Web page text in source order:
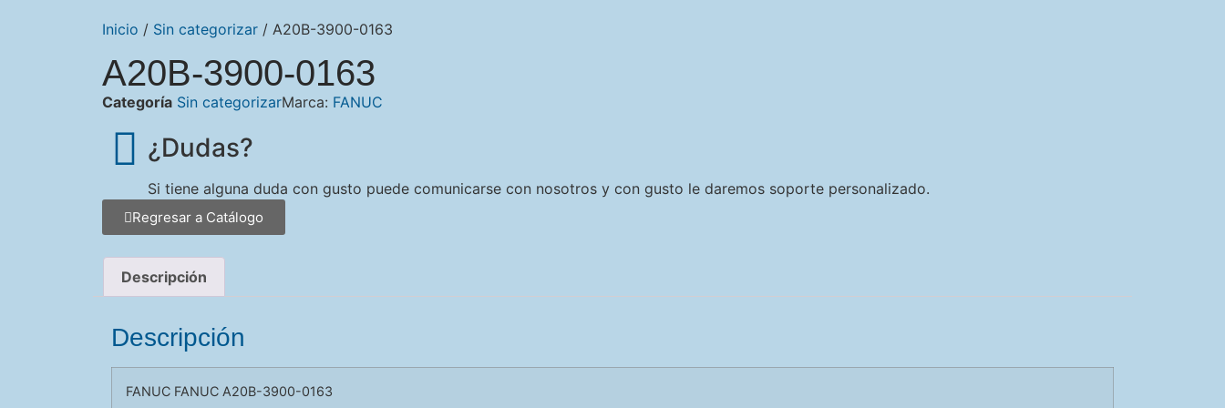
Inicio / Sin categorizar / A20B-3900-0163
A20B-3900-0163
Categoría Sin categorizarMarca: FANUC
¿Dudas?
Si tiene alguna duda con gusto puede comunicarse con nosotros y con gusto le daremos soporte personalizado.
Regresar a Catálogo
Descripción
Descripción
FANUC FANUC A20B-3900-0163